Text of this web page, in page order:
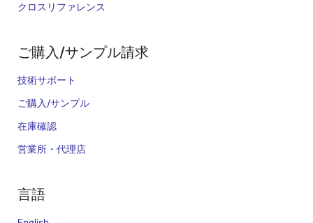
クロスリファレンス
ご購入/サンプル請求
技術サポート
ご購入/サンプル
在庫確認
営業所・代理店
言語